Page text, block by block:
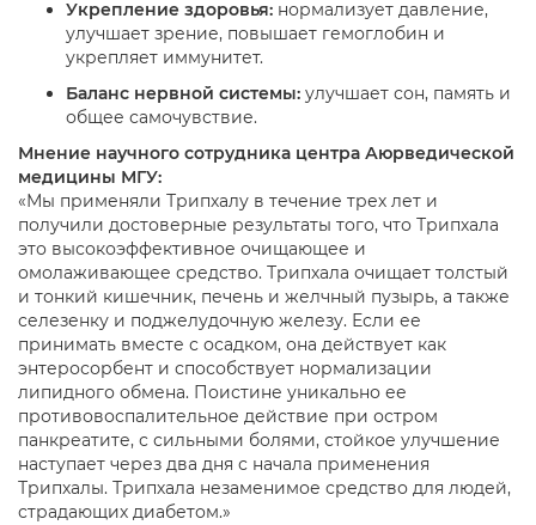
Укрепление здоровья: нормализует давление,
улучшает зрение, повышает гемоглобин и
укрепляет иммунитет.
Баланс нервной системы: улучшает сон, память и
общее самочувствие.
Мнение научного сотрудника центра Аюрведической
медицины МГУ:
«Мы применяли Трипхалу в течение трех лет и
получили достоверные результаты того, что Трипхала
это высокоэффективное очищающее и
омолаживающее средство. Трипхала очищает толстый
и тонкий кишечник, печень и желчный пузырь, а также
селезенку и поджелудочную железу. Если ее
принимать вместе с осадком, она действует как
энтеросорбент и способствует нормализации
липидного обмена. Поистине уникально ее
противовоспалительное действие при остром
панкреатите, с сильными болями, стойкое улучшение
наступает через два дня с начала применения
Трипхалы. Трипхала незаменимое средство для людей,
страдающих диабетом.»